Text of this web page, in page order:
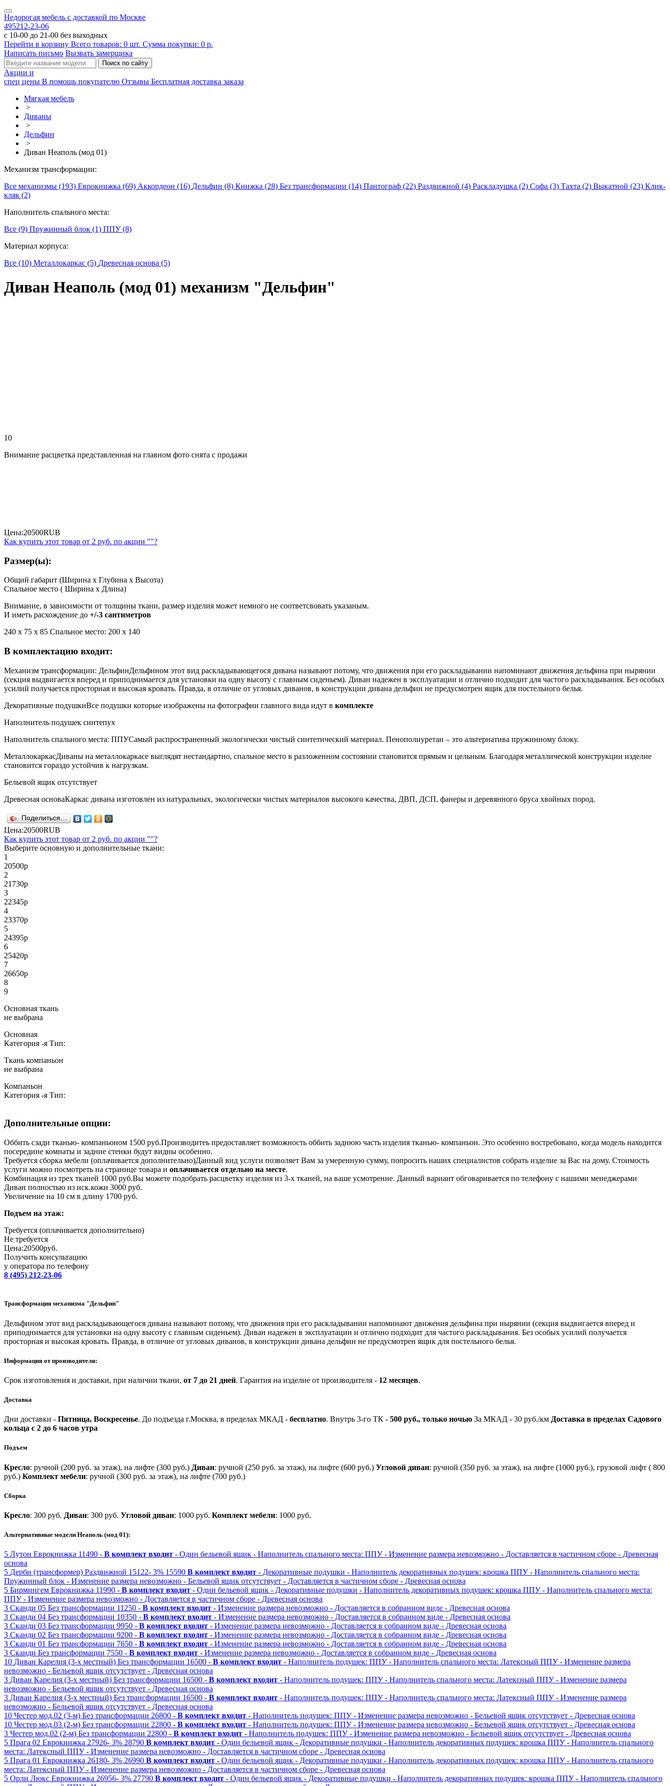
Недорогая мебель с доставкой по Москве
495212-23-06
с 10-00 до 21-00 без выходных
Перейти в корзину Всего товаров: 0 шт. Сумма покупки: 0 р.
Написать письмо Вызвать замерщика
Акции и
спец цены В помощь покупателю Отзывы Бесплатная доставка заказа
Мягкая мебель
>
Диваны
>
Дельфин
>
Диван Неаполь (мод 01)
Механизм трансформации:
Все механизмы (193) Еврокнижка (69) Аккордеон (16) Дельфин (8) Книжка (28) Без трансформации (14) Пантограф (22) Раздвижной (4) Раскладушка (2) Софа (3) Тахта (2) Выкатной (23) Клик-
кляк (2)
Наполнитель спального места:
Все (9) Пружинный блок (1) ППУ (8)
Материал корпуса:
Все (10) Металлокаркас (5) Древесная основа (5)
Диван Неаполь (мод 01) механизм "Дельфин"
10
Внимание расцветка представленная на главном фото снята с продажи
Цена:20500RUB
Как купить этот товар от 2 руб. по акции ""?
Размер(ы):
Общий габарит (Ширина x Глубина x Высота)
Спальное место ( Ширина x Длина)
Внимание, в зависимости от толщины ткани, размер изделия может немного не соответсвовать указаным.
И иметь расхождение до +/-3 сантиметров
240 х 75 x 85 Спальное место: 200 х 140
В комплектацию входит:
Механизм трансформации: ДельфинДельфином этот вид раскладывающегося дивана называют потому, что движения при его раскладывании напоминают движения дельфина при нырянии
(секция выдвигается вперед и приподнимается для установки на одну высоту с главным сиденьем). Диван надежен в эксплуатации и отлично подходит для частого раскладывания. Без особых
усилий получается просторная и высокая кровать. Правда, в отличие от угловых диванов, в конструкции дивана дельфин не предусмотрен ящик для постельного белья.
Декоративные подушкиВсе подушки которые изображены на фотографии главного вида идут в комплекте
Наполнитель подушек синтепух
Наполнитель спального места: ППУСамый распространенный экологически чистый синтетический материал. Пенополиуретан – это альтернатива пружинному блоку.
МеталлокаркасДиваны на металлокаркасе выглядят нестандартно, спальное место в разложенном состоянии становится прямым и цельным. Благодаря металлической конструкции изделие
становится гораздо устойчив к нагрузкам.
Бельевой ящик отсутствует
Древесная основаКаркас дивана изготовлен из натуральных, экологически чистых материалов высокого качества, ДВП, ДСП, фанеры и деревянного бруса хвойных пород.
Поделиться…
Цена:20500RUB
Как купить этот товар от 2 руб. по акции ""?
Выберите основную и дополнительные ткани:
1
20500р
2
21730р
3
22345р
4
23370р
5
24395р
6
25420р
7
26650р
8
9
Основная ткань
не выбрана
Основная
Категория -я Тип:
Ткань компаньон
не выбрана
Компаньон
Категория -я Тип:
Дополнительные опции:
Оббить сзади тканью- компаньоном 1500 руб.Производитеь предоставляет возможность оббить заднюю часть изделия тканью- компаньон. Это особенно востребовано, когда модель находится
посередине комнаты и задние стенки будут видны особенно.
Требуется сборка мебели (оплачивается дополнительно)Данный вид услуги позволяет Вам за умеренную сумму, попросить наших специалистов собрать изделие за Вас на дому. Стоимость
услуги можно посмотреть на странице товара и оплачивается отдельно на месте.
Комбинация из трех тканей 1000 руб.Вы можете подобрать расцветку изделия из 3-х тканей, на ваше усмотрение. Данный вариант обговаривается по телефону с нашими менеджерами
Диван полностью из иск.кожи 3000 руб.
Увеличение на 10 см в длину 1700 руб.
Подъем на этаж:
Требуется (оплачивается дополнительно)
Не требуется
Цена:20500руб.
Получить консультацию
у оператора по телефону
8 (495) 212-23-06
Трансформация механизма "Дельфин"
Дельфином этот вид раскладывающегося дивана называют потому, что движения при его раскладывании напоминают движения дельфина при нырянии (секция выдвигается вперед и
приподнимается для установки на одну высоту с главным сиденьем). Диван надежен в эксплуатации и отлично подходит для частого раскладывания. Без особых усилий получается
просторная и высокая кровать. Правда, в отличие от угловых диванов, в конструкции дивана дельфин не предусмотрен ящик для постельного белья.
Информация от производителя:
Срок изготовления и доставки, при наличии ткани, от 7 до 21 дней. Гарантия на изделие от производителя - 12 месяцев.
Доставка
Дни доставки - Пятница, Воскресенье. До подъезда г.Москва, в пределах МКАД - бесплатно. Внутрь 3-го ТК - 500 руб., только ночью За МКАД - 30 руб./км Доставка в пределах Садового
кольца с 2 до 6 часов утра
Подъем
Кресло: ручной (200 руб. за этаж), на лифте (300 руб.) Диван: ручной (250 руб. за этаж), на лифте (600 руб.) Угловой диван: ручной (350 руб. за этаж), на лифте (1000 руб.), грузовой лифт ( 800
руб.) Комплект мебели: ручной (300 руб. за этаж), на лифте (700 руб.)
Сборка
Кресло: 300 руб. Диван: 300 руб. Угловой диван: 1000 руб. Комплект мебели: 1000 руб.
Альтернативные модели Неаполь (мод 01):
5 Лутон Еврокнижка 11490 - В комплект входит - Один бельевой ящик - Наполнитель спального места: ППУ - Изменение размера невозможно - Доставляется в частичном сборе - Древесная
основа
5 Дерби (трансформер) Раздвижной 15122- 3% 15590 В комплект входит - Декоративные подушки - Наполнитель декоративных подушек: крошка ППУ - Наполнитель спального места:
Пружинный блок - Изменение размера невозможно - Бельевой ящик отсутствует - Доставляется в частичном сборе - Древесная основа
5 Бирмингем Еврокнижка 11990 - В комплект входит - Один бельевой ящик - Декоративные подушки - Наполнитель декоративных подушек: крошка ППУ - Наполнитель спального места:
ППУ - Изменение размера невозможно - Доставляется в частичном сборе - Древесная основа
3 Сканди 05 Без трансформации 11250 - В комплект входит - Изменение размера невозможно - Доставляется в собранном виде - Древесная основа
3 Сканди 04 Без трансформации 10350 - В комплект входит - Изменение размера невозможно - Доставляется в собранном виде - Древесная основа
3 Сканди 03 Без трансформации 9950 - В комплект входит - Изменение размера невозможно - Доставляется в собранном виде - Древесная основа
3 Сканди 02 Без трансформации 9200 - В комплект входит - Изменение размера невозможно - Доставляется в собранном виде - Древесная основа
3 Сканди 01 Без трансформации 7650 - В комплект входит - Изменение размера невозможно - Доставляется в собранном виде - Древесная основа
3 Сканди Без трансформации 7550 - В комплект входит - Изменение размера невозможно - Доставляется в собранном виде - Древесная основа
10 Диван Карелия (3-х местный) Без трансформации 16500 - В комплект входит - Наполнитель подушек: ППУ - Наполнитель спального места: Латексный ППУ - Изменение размера
невозможно - Бельевой ящик отсутствует - Древесная основа
3 Диван Карелия (3-х местный) Без трансформации 16500 - В комплект входит - Наполнитель подушек: ППУ - Наполнитель спального места: Латексный ППУ - Изменение размера
невозможно - Бельевой ящик отсутствует - Древесная основа
3 Диван Карелия (3-х местный) Без трансформации 16500 - В комплект входит - Наполнитель подушек: ППУ - Наполнитель спального места: Латексный ППУ - Изменение размера
невозможно - Бельевой ящик отсутствует - Древесная основа
10 Честер мод.02 (3-м) Без трансформации 26800 - В комплект входит - Наполнитель подушек: ППУ - Изменение размера невозможно - Бельевой ящик отсутствует - Древесная основа
10 Честер мод.03 (2-м) Без трансформации 22800 - В комплект входит - Наполнитель подушек: ППУ - Изменение размера невозможно - Бельевой ящик отсутствует - Древесная основа
3 Честер мод.02 (2-м) Без трансформации 22800 - В комплект входит - Наполнитель подушек: ППУ - Изменение размера невозможно - Бельевой ящик отсутствует - Древесная основа
5 Прага 02 Еврокнижка 27926- 3% 28790 В комплект входит - Один бельевой ящик - Декоративные подушки - Наполнитель декоративных подушек: крошка ППУ - Наполнитель спального
места: Латексный ППУ - Изменение размера невозможно - Доставляется в частичном сборе - Древесная основа
5 Прага 01 Еврокнижка 26180- 3% 26990 В комплект входит - Один бельевой ящик - Декоративные подушки - Наполнитель декоративных подушек: крошка ППУ - Наполнитель спального
места: Латексный ППУ - Изменение размера невозможно - Доставляется в частичном сборе - Древесная основа
5 Орли Люкс Еврокнижка 26956- 3% 27790 В комплект входит - Один бельевой ящик - Декоративные подушки - Наполнитель декоративных подушек: крошка ППУ - Наполнитель спального